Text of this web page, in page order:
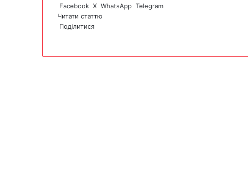
Facebook X WhatsApp Telegram
Читати статтю
Поділитися
calb
i